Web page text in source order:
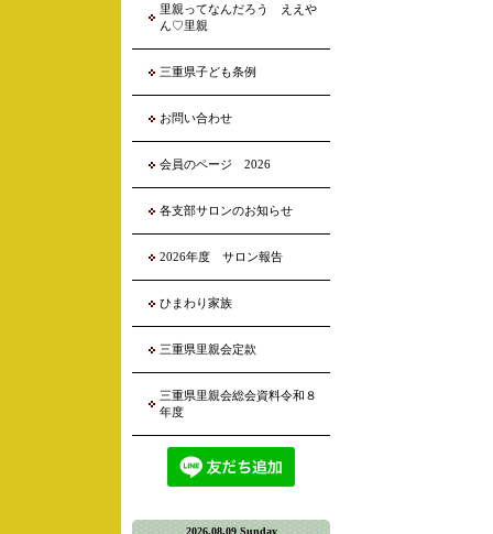
里親ってなんだろう ええや
ん♡里親
三重県子ども条例
お問い合わせ
会員のページ 2026
各支部サロンのお知らせ
2026年度 サロン報告
ひまわり家族
三重県里親会定款
三重県里親会総会資料令和８
年度
2026.08.09 Sunday